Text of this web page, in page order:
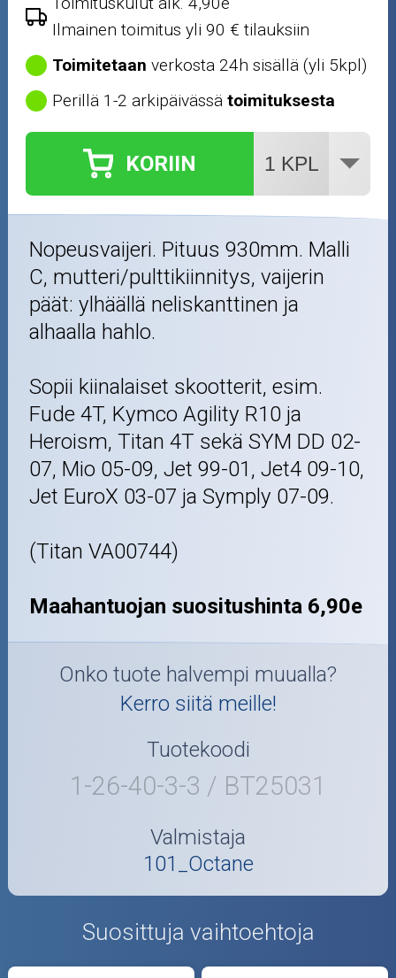
Ilmainen toimitus yli 90 € tilauksiin
Toimitetaan verkosta 24h sisällä (yli 5kpl)
Perillä 1-2 arkipäivässätoimituksesta
KORIIN
Nopeusvaijeri. Pituus 930mm. Malli
C, mutteri/pulttikiinnitys, vaijerin
päät: ylhäällä neliskanttinen ja
alhaalla hahlo.
Sopii kiinalaiset skootterit, esim.
Fude 4T, Kymco Agility R10 ja
Heroism, Titan 4T sekä SYM DD 02-
07, Mio 05-09, Jet 99-01, Jet4 09-10,
Jet EuroX 03-07 ja Symply 07-09.
(Titan VA00744)
Maahantuojan suositushinta 6,90e
Onko tuote halvempi muualla?
Kerro siitä meille!
Tuotekoodi
1-26-40-3-3 / BT25031
Valmistaja
101_Octane
Suosittuja vaihtoehtoja